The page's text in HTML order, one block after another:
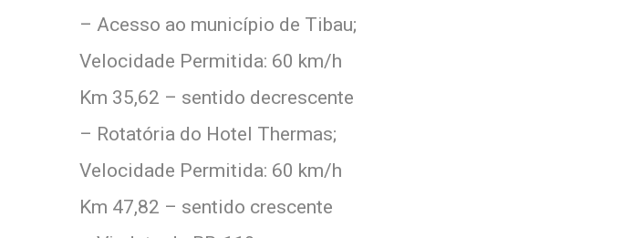
– Acesso ao município de Tibau;
Velocidade Permitida: 60 km/h
Km 35,62 – sentido decrescente
– Rotatória do Hotel Thermas;
Velocidade Permitida: 60 km/h
Km 47,82 – sentido crescente